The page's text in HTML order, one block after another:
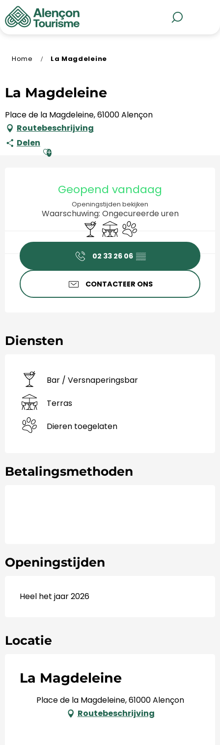
Aller
au
contenu
Home La Magdeleine
La Magdeleine
Place de la Magdeleine, 61000 Alençon
Routebeschrijving
Delen Ajouter aux favoris
Geopend vandaag
Openingstijden bekijken
Waarschuwing: Ongecureerde uren
Bar / Versnaperingsbar
TerrasDieren toegelaten
02 33 26 06 ▒▒
CONTACTEER ONS
Diensten
Bar / Versnaperingsbar
Terras
Dieren toegelaten
Betalingsmethoden
Openingstijden
Heel het jaar 2026
Locatie
La Magdeleine
Place de la Magdeleine, 61000 Alençon
Routebeschrijving